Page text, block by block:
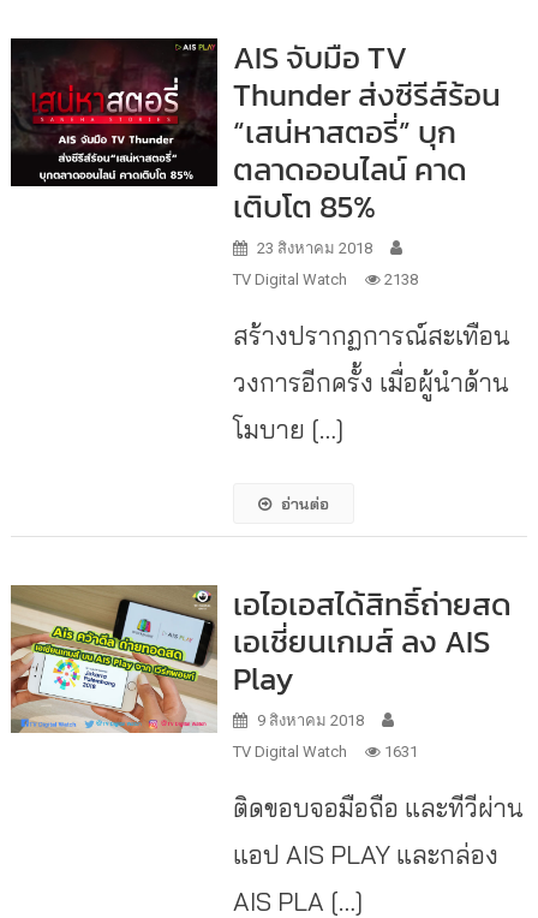
AIS จับมือ TV
Thunder ส่งซีรีส์ร้อน
“เสน่หาสตอรี่” บุก
ตลาดออนไลน์ คาด
เติบโต 85%
23 สิงหาคม 2018
TV Digital Watch
2138
สร้างปรากฏการณ์สะเทือน
วงการอีกครั้ง เมื่อผู้นำด้าน
โมบาย […]
อ่านต่อ
เอไอเอสได้สิทธิ์ถ่ายสด
เอเชี่ยนเกมส์ ลง AIS
Play
9 สิงหาคม 2018
TV Digital Watch
1631
ติดขอบจอมือถือ และทีวีผ่าน
แอป AIS PLAY และกล่อง
AIS PLA […]